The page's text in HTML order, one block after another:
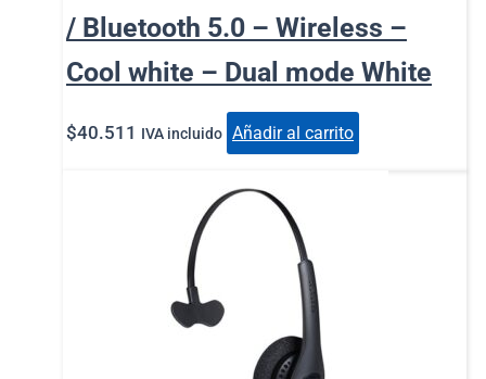
/ Bluetooth 5.0 – Wireless –
Cool white – Dual mode White
$40.511 IVA incluido Añadir al carrito